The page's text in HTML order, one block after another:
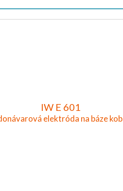
IW E 601
elektróda na báze